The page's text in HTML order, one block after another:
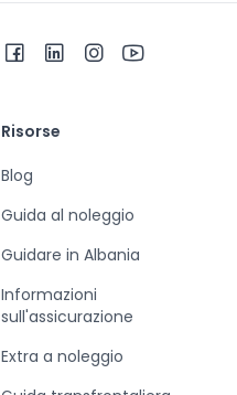
Risorse
Blog
Guida al noleggio
Guidare in Albania
Informazioni
sull'assicurazione
Extra a noleggio